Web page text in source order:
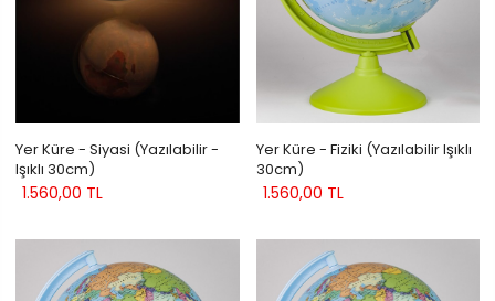
Yer Küre - Siyasi (Yazılabilir -
Işıklı 30cm)
1.560,00 TL
Yer Küre - Fiziki (Yazılabilir Işıklı
30cm)
1.560,00 TL